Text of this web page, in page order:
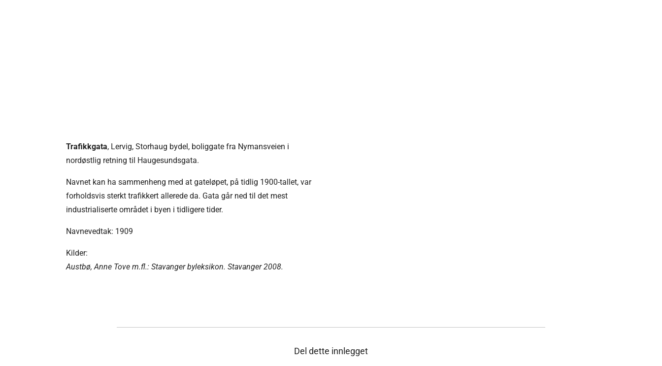
Trafikkgata, Lervig, Storhaug bydel, boliggate fra Nymansveien i
nordøstlig retning til Haugesundsgata.
Navnet kan ha sammenheng med at gateløpet, på tidlig 1900-tallet, var
forholdsvis sterkt trafikkert allerede da. Gata går ned til det mest
industrialiserte området i byen i tidligere tider.
Navnevedtak: 1909
Kilder:
Austbø, Anne Tove m.fl.: Stavanger byleksikon. Stavanger 2008.
Del dette innlegget